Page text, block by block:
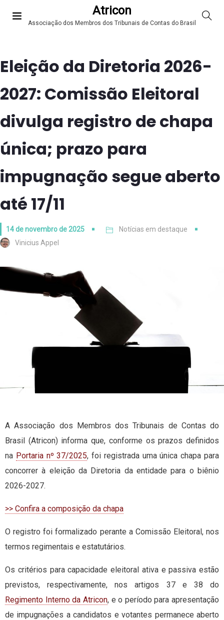
Atricon
Associação dos Membros dos Tribunais de Contas do Brasil
Eleição da Diretoria 2026-
2027: Comissão Eleitoral
divulga registro de chapa
única; prazo para
impugnação segue aberto
até 17/11
14 de novembro de 2025
Notícias em destaque
Vinicius Appel
A Associação dos Membros dos Tribunais de Contas do
Brasil (Atricon) informa que, conforme os prazos definidos
na Portaria nº 37/2025, foi registrada uma única chapa para
concorrer à eleição da Diretoria da entidade para o biênio
2026-2027.
>> Confira a composição da chapa
O registro foi formalizado perante a Comissão Eleitoral, nos
termos regimentais e estatutários.
Os critérios para capacidade eleitoral ativa e passiva estão
previstos, respectivamente, nos artigos 37 e 38 do
Regimento Interno da Atricon, e o período para apresentação
de impugnações a candidatos e votantes permanece aberto